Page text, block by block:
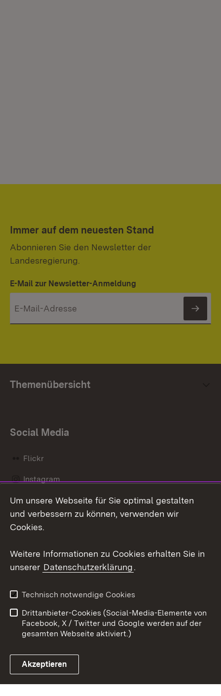
Immer auf dem neuesten Stand
Abonnieren Sie den Newsletter der
Landesregierung.
E-Mail zur Newsletter-Anmeldung
Themenübersicht
Social Media
Flickr
Instagram
Social Wall
Link zum Landesportal
Barrierefreiheit
Benutzungshinweise
Impressum
Cookies
Um unsere Webseite für Sie optimal gestalten
und verbessern zu können, verwenden wir
Cookies.
Weitere Informationen zu Cookies erhalten Sie in
unserer Datenschutzerklärung.
Technisch notwendige Cookies
Drittanbieter-Cookies (Social-Media-Elemente von
Facebook, X / Twitter und Google werden auf der
gesamten Webseite aktiviert.)
Akzeptieren